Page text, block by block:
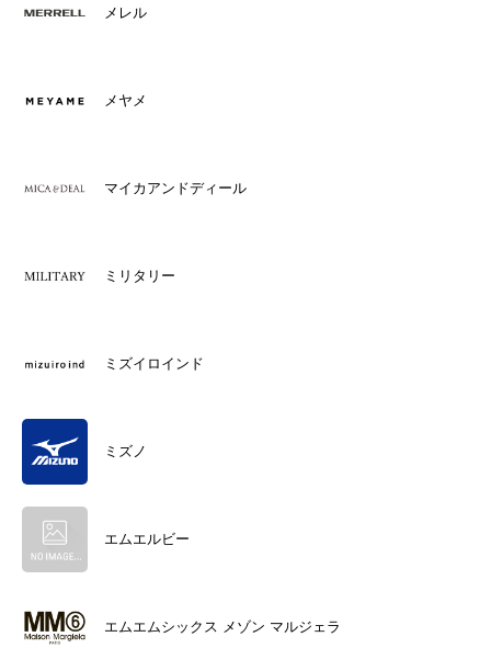
メレル
メヤメ
マイカアンドディール
ミリタリー
ミズイロインド
ミズノ
エムエルビー
エムエムシックス メゾン マルジェラ